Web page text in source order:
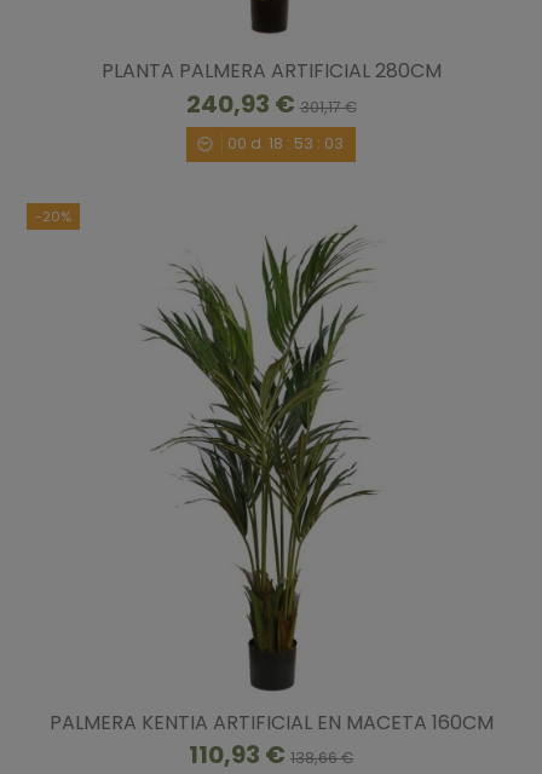
PLANTA PALMERA ARTIFICIAL 280CM
240,93 €301,17 €
00 d. 18 : 53 : 02
-20%
PALMERA KENTIA ARTIFICIAL EN MACETA 160CM
110,93 € 138,66 €